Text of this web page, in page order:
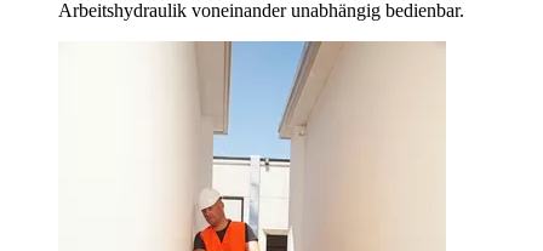
Arbeitshydraulik voneinander unabhängig bedienbar.